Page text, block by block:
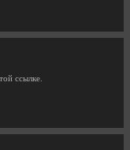
ссылке.